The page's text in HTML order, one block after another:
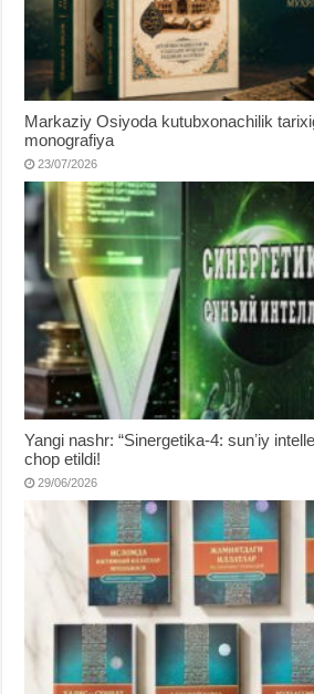
Markaziy Osiyoda kutubxonachilik
monografiya
23/07/2026
Yangi nashr: “Sinergetika-4: sunʼiy
chop etildi!
29/06/2026